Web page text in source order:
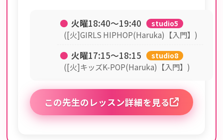
● 火曜18:40〜19:40 studio5
([火]GIRLS HIPHOP(Haruka)【入門】)
● 火曜17:15〜18:15 studio8
([火]キッズK-POP(Haruka)【入門】)
この先生のレッスン詳細を見る